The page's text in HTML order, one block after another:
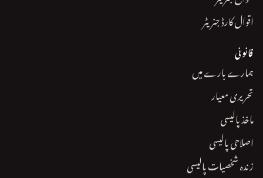
اقوال کارڈ جنریٹر
قانونی
ہمارے بارے میں
تحریری معیار
ماخذ پالیسی
اصلاحی پالیسی
زندہ شخصیات پالیسی